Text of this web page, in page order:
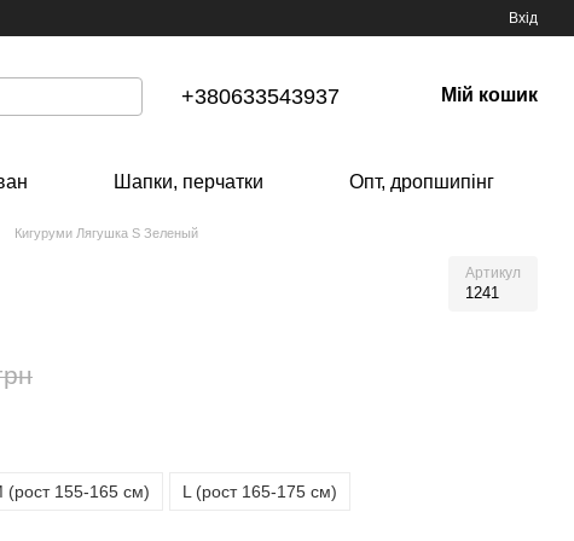
Вхід
+380633543937 Мій кошик
Шапки, перчатки Опт, дропшипінг
Кигуруми Лягушка S Зеленый
Артикул
1241
(рост 155-165 см) L (рост 165-175 см)